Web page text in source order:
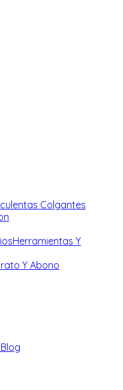
Colgantes
Herramientas Y
Y Abono